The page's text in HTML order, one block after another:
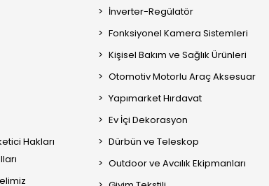
Hakları
İnverter-Regülatör
Fonksiyonel Kamera Sistemleri
Kişisel Bakım ve Sağlık Ürünleri
Otomotiv Motorlu Araç Aksesuar
Yapımarket Hırdavat
Ev İçi Dekorasyon
Dürbün ve Teleskop
Outdoor ve Avcılık Ekipmanları